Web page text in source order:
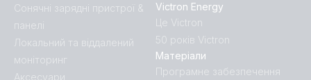
Сонячні зарядні пристрої &
панелі
Локальний та віддалений
моніторинг
Аксесуари
Victron Energy
Це Victron
50 років Victron
Матеріали
Програмне забезпечення